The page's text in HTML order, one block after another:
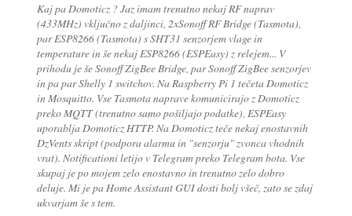
Kaj pa Domoticz ? Jaz imam trenutno nekaj RF naprav
(433MHz) vključno z daljinci, 2xSonoff RF Bridge (Tasmota),
par ESP8266 (Tasmota) s SHT31 senzorjem vlage in
temperature in še nekaj ESP8266 (ESPEasy) z relejem... V
prihodu je še Sonoff ZigBee Bridge, par Sonoff ZigBee senzorjev
in pa par Shelly 1 switchov. Na Raspberry Pi 1 tečeta Domoticz
in Mosquitto. Vse Tasmota naprave komunicirajo z Domoticz
preko MQTT (trenutno samo pošiljajo podatke), ESPEasy
uporablja Domoticz HTTP. Na Domoticz teče nekaj enostavnih
DzVents skript (podpora alarmu in "senzorju" zvonca vhodnih
vrat). Notificationi letijo v Telegram preko Telegram bota. Vse
skupaj je po mojem zelo enostavno in trenutno zelo dobro
deluje. Mi je pa Home Assistant GUI dosti bolj všeč, zato se zdaj
ukvarjam še s tem.